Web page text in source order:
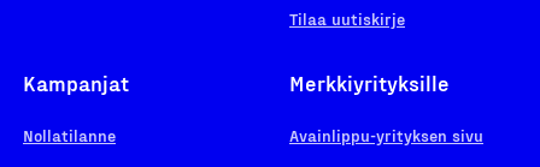
Tilaa uutiskirje
Kampanjat
Nollatilanne
Merkkiyrityksille
Avainlippu-yrityksen sivu